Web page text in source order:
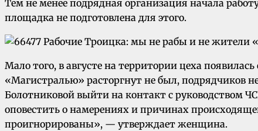
Тем не менее подрядная организация начала
площадка не подготовлена для этого.
Мало того, в августе на территории цеха
«Магистралью» расторгнут не был, подрядчиков
Болотниковой выйти на контакт с руководством
оповестить о намерениях и причинах
проигнорированы», — утверждает женщина.